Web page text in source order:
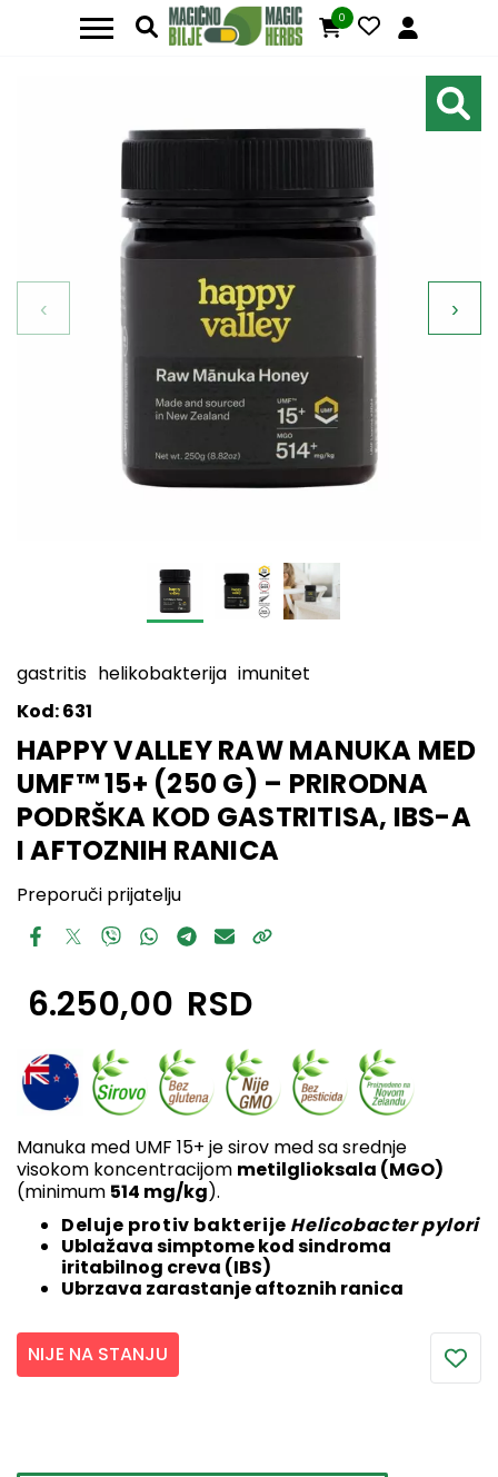
0
‹ ›
gastritis helikobakterija imunitet
Kod:631
HAPPY VALLEY RAW MANUKA MED
UMF™ 15+ (250 G) – PRIRODNA
PODRŠKA KOD GASTRITISA, IBS-A
I AFTOZNIH RANICA
Preporuči prijatelju
6.250,00 RSD
Manuka med UMF 15+ je sirov med sa srednje
visokom koncentracijom metilglioksala (MGO)
(minimum 514 mg/kg).
Deluje protiv bakterije Helicobacter pylori
Ublažava simptome kod sindroma
iritabilnog creva (IBS)
Ubrzava zarastanje aftoznih ranica
NIJE NA STANJU